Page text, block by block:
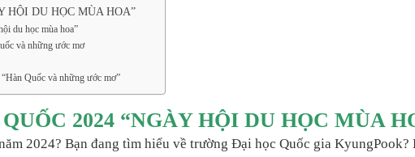
HỘI DU HỌC MÙA HOA”
du học mùa hoa”
và những ước mơ
Quốc và những ước mơ”
2024 “NGÀY HỘI DU HỌC MÙA
2024? Bạn đang tìm hiểu về trường Đại học Quốc gia